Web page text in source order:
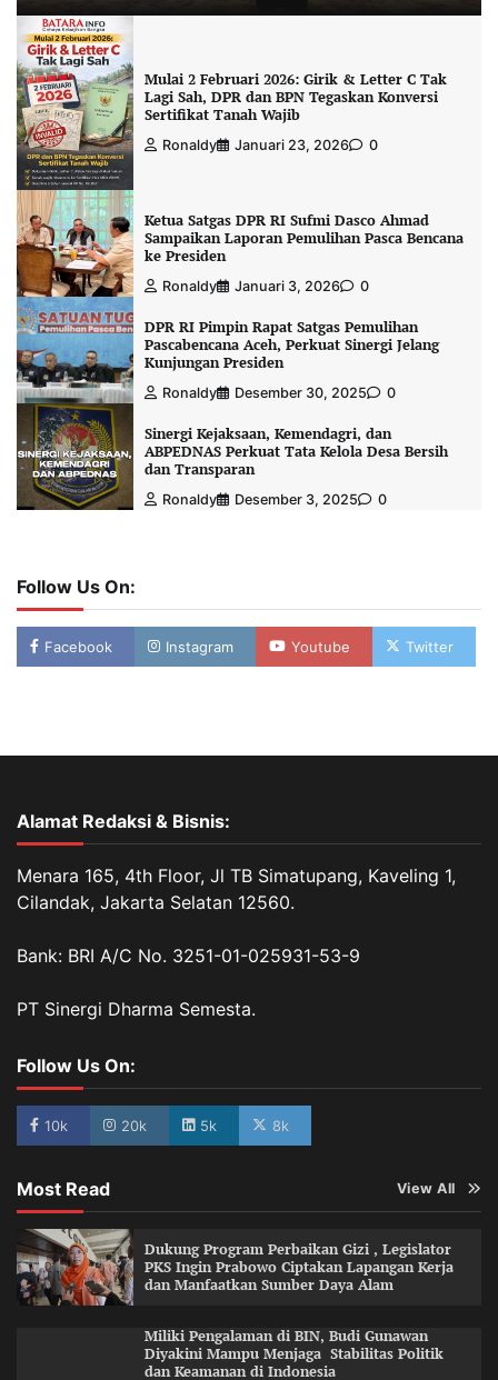
Mulai 2 Februari 2026: Girik & Letter C Tak
Lagi Sah, DPR dan BPN Tegaskan Konversi
Sertifikat Tanah Wajib
Ronaldy Januari 23, 2026 0
Ketua Satgas DPR RI Sufmi Dasco Ahmad
Sampaikan Laporan Pemulihan Pasca Bencana
ke Presiden
Ronaldy Januari 3, 2026 0
DPR RI Pimpin Rapat Satgas Pemulihan
Pascabencana Aceh, Perkuat Sinergi Jelang
Kunjungan Presiden
Ronaldy Desember 30, 2025 0
Sinergi Kejaksaan, Kemendagri, dan
ABPEDNAS Perkuat Tata Kelola Desa Bersih
dan Transparan
Ronaldy Desember 3, 2025 0
Follow Us On:
Facebook Instagram Youtube Twitter
Alamat Redaksi & Bisnis:
Menara 165, 4th Floor, Jl TB Simatupang, Kaveling 1,
Cilandak, Jakarta Selatan 12560.
Bank: BRI A/C No. 3251-01-025931-53-9
PT Sinergi Dharma Semesta.
Follow Us On:
10k 20k 5k 8k
Most Read View All
Dukung Program Perbaikan Gizi , Legislator
PKS Ingin Prabowo Ciptakan Lapangan Kerja
dan Manfaatkan Sumber Daya Alam
Miliki Pengalaman di BIN, Budi Gunawan
Diyakini Mampu Menjaga Stabilitas Politik
dan Keamanan di Indonesia